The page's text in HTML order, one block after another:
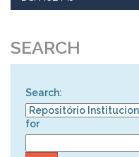
SEARCH
Search:
for